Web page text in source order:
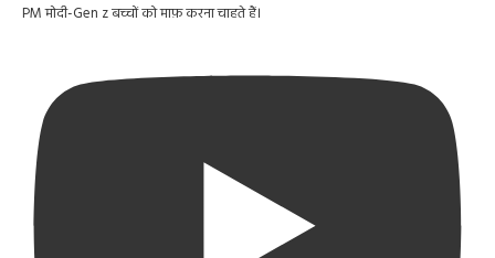
PM मोदी-Gen z बच्चों को माफ़ करना चाहते हैं।